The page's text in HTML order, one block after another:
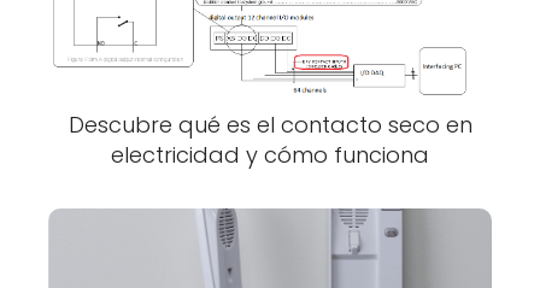
Descubre qué es el contacto seco en
electricidad y cómo funciona